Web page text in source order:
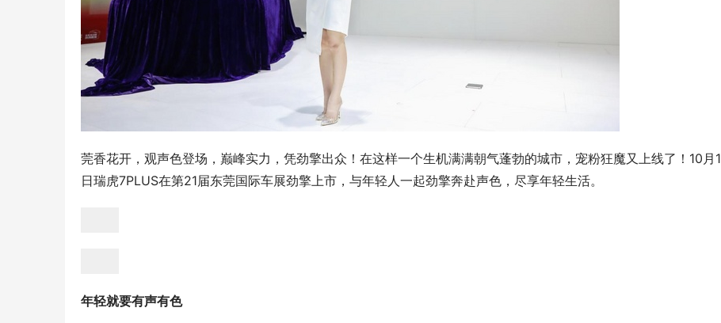
莞香花开，观声色登场，巅峰实力，凭劲擎出众！在这样一个生机满满朝气蓬勃的城市，宠粉狂魔又上线了！10月1
日瑞虎7PLUS在第21届东莞国际车展劲擎上市，与年轻人一起劲擎奔赴声色，尽享年轻生活。
年轻就要有声有色